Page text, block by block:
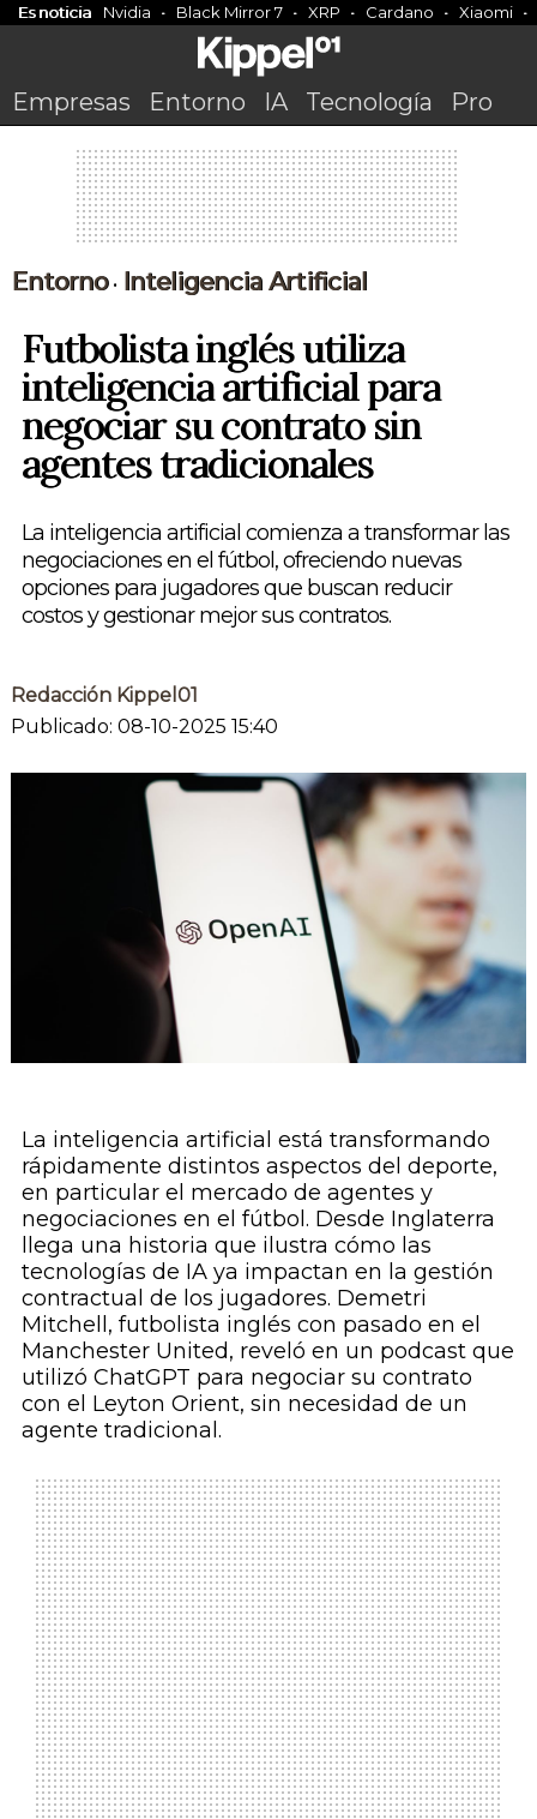
Es noticia Nvidia Black Mirror 7 XRP Cardano Xiaomi
Empresas Entorno IA Tecnología Pro
Entorno• Inteligencia Artificial
Futbolista inglés utiliza
inteligencia artificial para
negociar su contrato sin
agentes tradicionales
La inteligencia artificial comienza a transformar las
negociaciones en el fútbol, ofreciendo nuevas
opciones para jugadores que buscan reducir
costos y gestionar mejor sus contratos.
Redacción Kippel01
Publicado: 08-10-2025 15:40
La inteligencia artificial está transformando
rápidamente distintos aspectos del deporte,
en particular el mercado de agentes y
negociaciones en el fútbol. Desde Inglaterra
llega una historia que ilustra cómo las
tecnologías de IA ya impactan en la gestión
contractual de los jugadores. Demetri
Mitchell, futbolista inglés con pasado en el
Manchester United, reveló en un podcast que
utilizó ChatGPT para negociar su contrato
con el Leyton Orient, sin necesidad de un
agente tradicional.